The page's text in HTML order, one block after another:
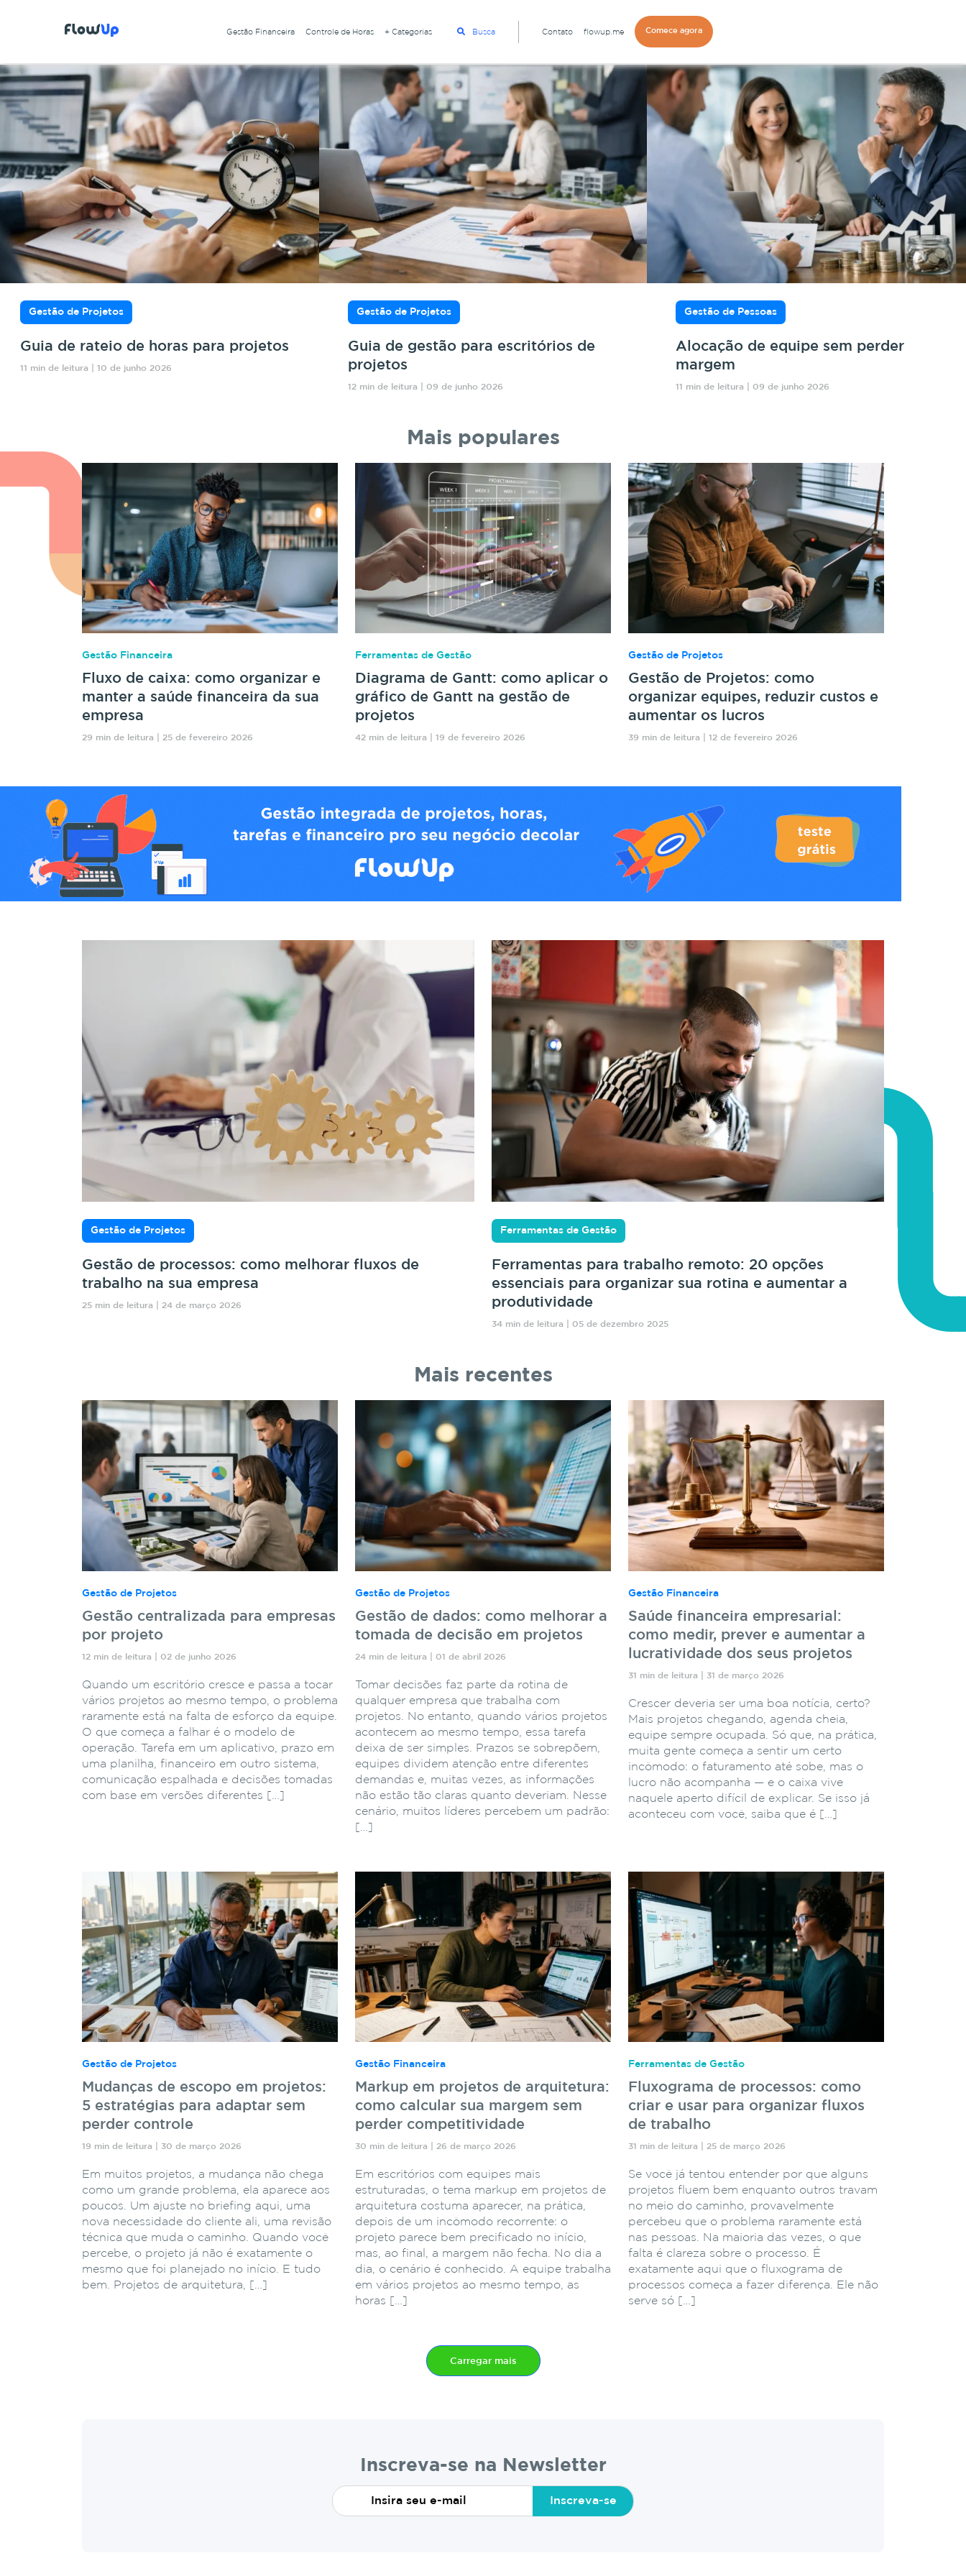
Gestão Financeira Controle de Horas + Categorias Busca Contato flowup.me Comece agora
Gestão de Projetos
Guia de rateio de horas para projetos
11 min de leitura | 10 de junho 2026
Gestão de Projetos
Guia de gestão para escritórios de
projetos
12 min de leitura | 09 de junho 2026
Gestão de Pessoas
Alocação de equipe sem perder
margem
11 min de leitura | 09 de junho 2026
Mais populares
Gestão Financeira
Fluxo de caixa: como organizar e
manter a saúde financeira da sua
empresa
29 min de leitura | 25 de fevereiro 2026
Ferramentas de Gestão
Diagrama de Gantt: como aplicar o
gráfico de Gantt na gestão de
projetos
42 min de leitura | 19 de fevereiro 2026
Gestão de Projetos
Gestão de Projetos: como
organizar equipes, reduzir custos e
aumentar os lucros
39 min de leitura | 12 de fevereiro 2026
Gestão de Projetos
Gestão de processos: como melhorar fluxos de
trabalho na sua empresa
25 min de leitura | 24 de março 2026
Ferramentas de Gestão
Ferramentas para trabalho remoto: 20 opções
essenciais para organizar sua rotina e aumentar a
produtividade
34 min de leitura | 05 de dezembro 2025
Mais recentes
Gestão de Projetos
Gestão centralizada para empresas
por projeto
12 min de leitura | 02 de junho 2026
Quando um escritório cresce e passa a tocar
vários projetos ao mesmo tempo, o problema
raramente está na falta de esforço da equipe.
O que começa a falhar é o modelo de
operação. Tarefa em um aplicativo, prazo em
uma planilha, financeiro em outro sistema,
comunicação espalhada e decisões tomadas
com base em versões diferentes […]
Gestão de Projetos
Gestão de dados: como melhorar a
tomada de decisão em projetos
24 min de leitura | 01 de abril 2026
Tomar decisões faz parte da rotina de
qualquer empresa que trabalha com
projetos. No entanto, quando vários projetos
acontecem ao mesmo tempo, essa tarefa
deixa de ser simples. Prazos se sobrepõem,
equipes dividem atenção entre diferentes
demandas e, muitas vezes, as informações
não estão tão claras quanto deveriam. Nesse
cenário, muitos líderes percebem um padrão:
[…]
Gestão Financeira
Saúde financeira empresarial:
como medir, prever e aumentar a
lucratividade dos seus projetos
31 min de leitura | 31 de março 2026
Crescer deveria ser uma boa notícia, certo?
Mais projetos chegando, agenda cheia,
equipe sempre ocupada. Só que, na prática,
muita gente começa a sentir um certo
incômodo: o faturamento até sobe, mas o
lucro não acompanha — e o caixa vive
naquele aperto difícil de explicar. Se isso já
aconteceu com você, saiba que é […]
Gestão de Projetos
Mudanças de escopo em projetos:
5 estratégias para adaptar sem
perder controle
19 min de leitura | 30 de março 2026
Em muitos projetos, a mudança não chega
como um grande problema, ela aparece aos
poucos. Um ajuste no briefing aqui, uma
nova necessidade do cliente ali, uma revisão
técnica que muda o caminho. Quando você
percebe, o projeto já não é exatamente o
mesmo que foi planejado no início. E tudo
bem. Projetos de arquitetura, […]
Gestão Financeira
Markup em projetos de arquitetura:
como calcular sua margem sem
perder competitividade
30 min de leitura | 26 de março 2026
Em escritórios com equipes mais
estruturadas, o tema markup em projetos de
arquitetura costuma aparecer, na prática,
depois de um incômodo recorrente: o
projeto parece bem precificado no início,
mas, ao final, a margem não fecha. No dia a
dia, o cenário é conhecido. A equipe trabalha
em vários projetos ao mesmo tempo, as
horas […]
Ferramentas de Gestão
Fluxograma de processos: como
criar e usar para organizar fluxos
de trabalho
31 min de leitura | 25 de março 2026
Se você já tentou entender por que alguns
projetos fluem bem enquanto outros travam
no meio do caminho, provavelmente
percebeu que o problema raramente está
nas pessoas. Na maioria das vezes, o que
falta é clareza sobre o processo. É
exatamente aqui que o fluxograma de
processos começa a fazer diferença. Ele não
serve só […]
Carregar mais
Inscreva-se na Newsletter
Inscreva-se